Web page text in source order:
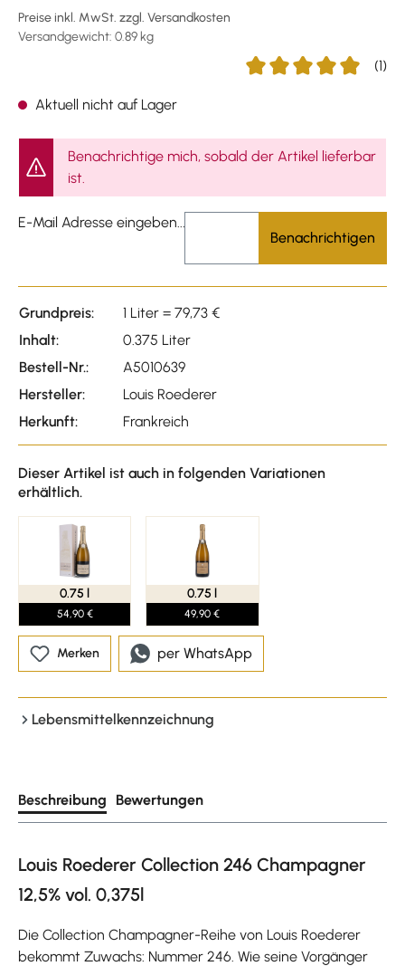
Preise inkl. MwSt. zzgl. Versandkosten
Versandgewicht: 0.89 kg
(1)
Aktuell nicht auf Lager
Benachrichtige mich, sobald der Artikel lieferbar
ist.
E-Mail Adresse eingeben...
Benachrichtigen
Grundpreis:
1 Liter = 79,73 €
Inhalt:
0.375 Liter
Bestell-Nr.:
A5010639
Hersteller:
Louis Roederer
Herkunft:
Frankreich
Dieser Artikel ist auch in folgenden Variationen
erhältlich.
0.75 l
54,90 €
0.75 l
49,90 €
Merken per WhatsApp
Lebensmittelkennzeichnung
Beschreibung Bewertungen
Louis Roederer Collection 246 Champagner
12,5% vol. 0,375l
Die Collection Champagner-Reihe von Louis Roederer
bekommt Zuwachs: Nummer 246. Wie seine Vorgänger